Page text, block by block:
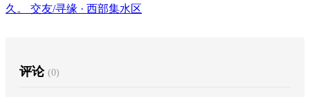
久。
交友/寻缘 · 西部集水区
评论 (0)